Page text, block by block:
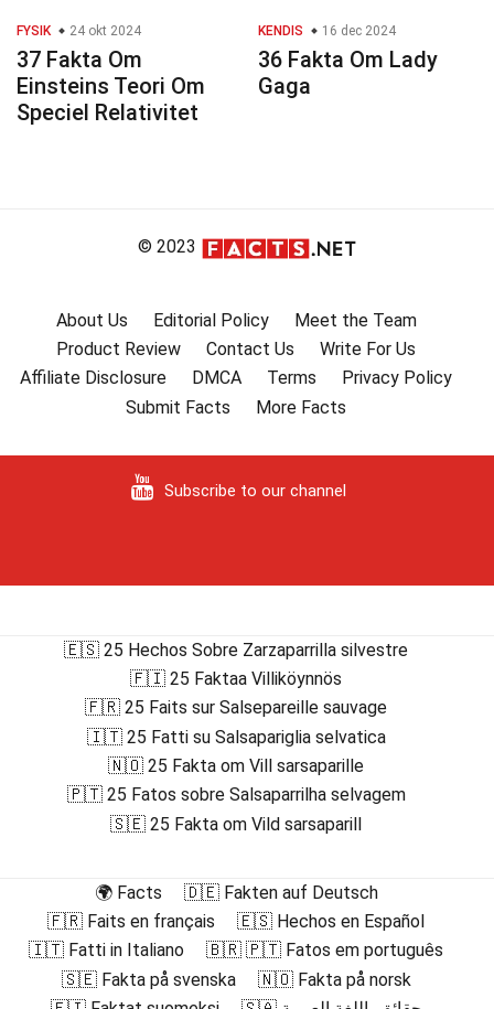
FYSIK 24 okt 2024
37 Fakta Om
Einsteins Teori Om
Speciel Relativitet
KENDIS 16 dec 2024
36 Fakta Om Lady
Gaga
© 2023
About Us Editorial Policy
Meet the Team
Product Review
Contact Us
Write For Us
Affiliate Disclosure
DMCA Terms
Privacy Policy
Submit Facts
More Facts
Subscribe to our channel
🇪🇸 25 Hechos Sobre Zarzaparrilla silvestre
🇫🇮 25 Faktaa Villiköynnös
🇫🇷 25 Faits sur Salsepareille sauvage
🇮🇹 25 Fatti su Salsapariglia selvatica
🇳🇴 25 Fakta om Vill sarsaparille
🇵🇹 25 Fatos sobre Salsaparrilha selvagem
🇸🇪 25 Fakta om Vild sarsaparill
🌍 Facts
🇩🇪 Fakten auf Deutsch
🇫🇷 Faits en français
🇪🇸 Hechos en Español
🇮🇹 Fatti in Italiano
🇧🇷 🇵🇹 Fatos em português
🇸🇪 Fakta på svenska
🇳🇴 Fakta på norsk